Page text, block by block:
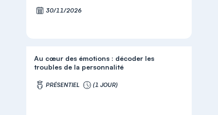
30/11/2026
Au cœur des émotions : décoder les
troubles de la personnalité
PRÉSENTIEL (1 JOUR)